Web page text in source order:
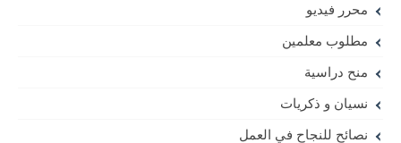
محرر فيديو
مطلوب معلمين
منح دراسية
نسيان و ذكريات
نصائح للنجاح في العمل